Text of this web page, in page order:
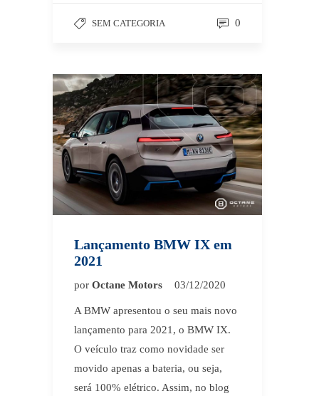
SEM CATEGORIA 0
Lançamento BMW IX em
2021
por Octane Motors 03/12/2020
A BMW apresentou o seu mais novo
lançamento para 2021, o BMW IX.
O veículo traz como novidade ser
movido apenas a bateria, ou seja,
será 100% elétrico. Assim, no blog